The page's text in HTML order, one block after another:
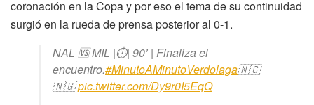
coronación en la Copa y por eso el tema de su continuidad
surgió en la rueda de prensa posterior al 0-1.
NAL 🆚 MIL |⏱️| 90’ | Finaliza el
encuentro.#MinutoAMinutoVerdolaga🇳🇬
🇳🇬pic.twitter.com/Dy9r0I5EqQ